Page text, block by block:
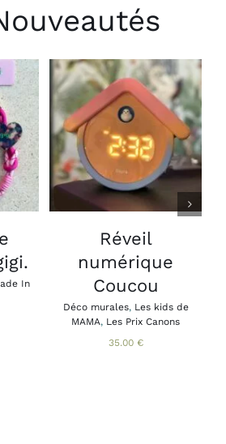
In
AJOUTER AU
PANIER
/
DÉTAILS
Réveil
numérique
Coucou
Déco murales, Les kids de
MAMA, Les Prix Canons
35.00 €